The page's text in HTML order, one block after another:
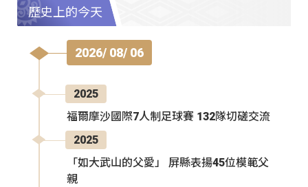
歷史上的今天
2026/ 08/ 06
2025
福爾摩沙國際7人制足球賽 132隊切磋交流
2025
「如大武山的父愛」 屏縣表揚45位模範父
親